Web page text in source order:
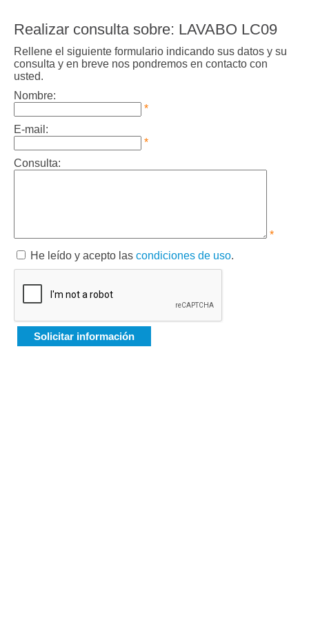
Realizar consulta sobre: LAVABO LC09
Rellene el siguiente formulario indicando sus datos y su
consulta y en breve nos pondremos en contacto con
usted.
Nombre:
*
E-mail:
*
Consulta:
*
He leído y acepto las condiciones de uso.